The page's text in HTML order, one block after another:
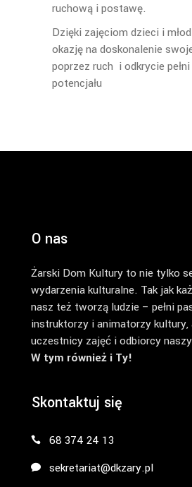
ruchową i postawę.
Dzięki zajęciom dzieci i
okazję na doskonalenie
poprzez ruch i odkrycie
potencjału
O nas
Żarski Dom Kultury to nie tylko
wydarzenia kulturalne. Tak jak
nasz też tworzą ludzie – pełni
instruktorzy i animatorzy kultury,
uczestnicy zajęć i odbiorcy
W tym również i Ty!
Skontaktuj się
68 374 24 13
sekretariat@dkzary.pl